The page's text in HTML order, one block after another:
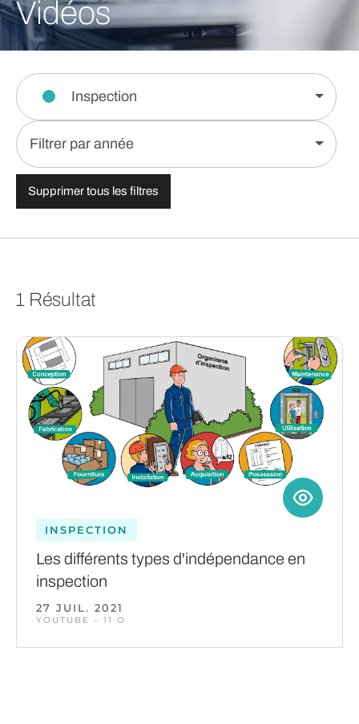
Vidéos
Inspection
Filtrer par année
Supprimer tous les filtres
1 Résultat
INSPECTION
Les différents types d'indépendance en
inspection
27 JUIL. 2021
YOUTUBE – 11 O